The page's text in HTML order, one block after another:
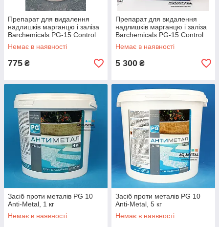
Препарат для видалення
надлишків марганцю і заліза
Barchemicals PG-15 Control
Metal Rx, 1 літр
Немає в наявності
775 ₴
Препарат для видалення
надлишків марганцю і заліза
Barchemicals PG-15 Control
Metal Rx, 10 літрів
Немає в наявності
5 300 ₴
Засіб проти металів PG 10
Anti-Metal, 1 кг
Немає в наявності
Засіб проти металів PG 10
Anti-Metal, 5 кг
Немає в наявності